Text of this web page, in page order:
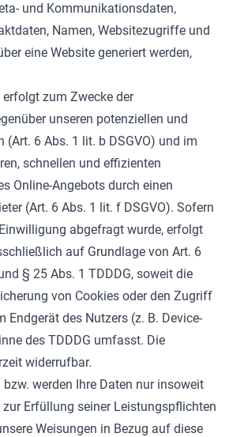
und Kommunikationsdaten,
Namen, Websitezugriffe und
eine Website generiert werden,
zum Zwecke der
unseren potenziellen und
(Art. 6 Abs. 1 lit. b DSGVO) und im
schnellen und effizienten
Online-Angebots durch einen
(Art. 6 Abs. 1 lit. f DSGVO). Sofern
abgefragt wurde, erfolgt
auf Grundlage von Art. 6
§ 25 Abs. 1 TDDDG, soweit die
von Cookies oder den Zugriff
des Nutzers (z. B. Device-
des TDDDG umfasst. Die
widerrufbar.
bzw. werden Ihre Daten nur insoweit
zur Erfüllung seiner Leistungspflichten
Weisungen in Bezug auf diese